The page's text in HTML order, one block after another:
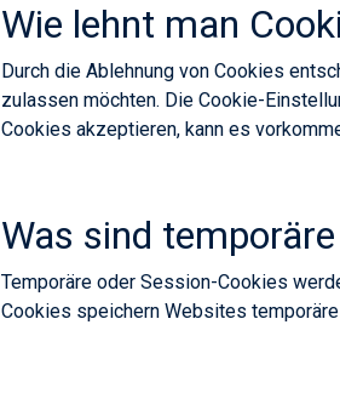
Wie lehnt man
Durch die Ablehnung von Cookies
zulassen möchten. Die Cookie-
Cookies akzeptieren, kann es
Was sind
Temporäre oder Session-Cookies
Cookies speichern Websites